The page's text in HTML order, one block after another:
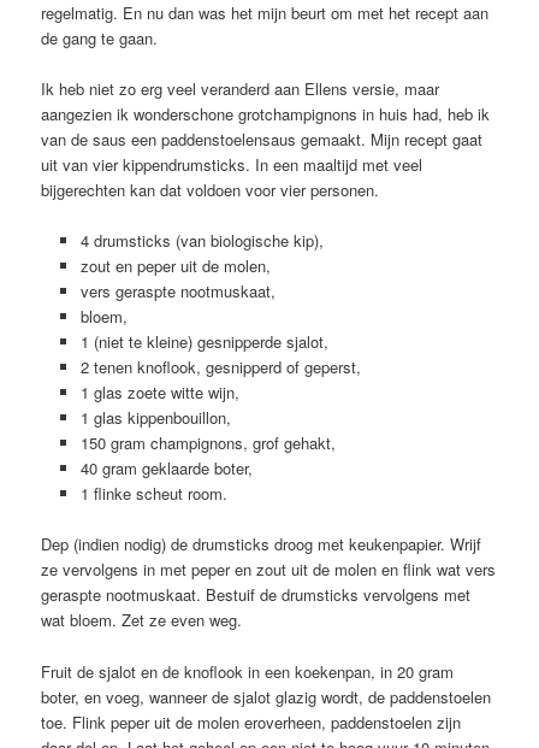
regelmatig. En nu dan was het mijn beurt om met het recept aan
de gang te gaan.
Ik heb niet zo erg veel veranderd aan Ellens versie, maar
aangezien ik wonderschone grotchampignons in huis had, heb ik
van de saus een paddenstoelensaus gemaakt. Mijn recept gaat
uit van vier kippendrumsticks. In een maaltijd met veel
bijgerechten kan dat voldoen voor vier personen.
4 drumsticks (van biologische kip),
zout en peper uit de molen,
vers geraspte nootmuskaat,
bloem,
1 (niet te kleine) gesnipperde sjalot,
2 tenen knoflook, gesnipperd of geperst,
1 glas zoete witte wijn,
1 glas kippenbouillon,
150 gram champignons, grof gehakt,
40 gram geklaarde boter,
1 flinke scheut room.
Dep (indien nodig) de drumsticks droog met keukenpapier. Wrijf
ze vervolgens in met peper en zout uit de molen en flink wat vers
geraspte nootmuskaat. Bestuif de drumsticks vervolgens met
wat bloem. Zet ze even weg.
Fruit de sjalot en de knoflook in een koekenpan, in 20 gram
boter, en voeg, wanneer de sjalot glazig wordt, de paddenstoelen
toe. Flink peper uit de molen eroverheen, paddenstoelen zijn